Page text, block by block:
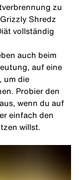
zu
Shredz
vollständig
auch beim
auf eine
um die
Probier den
wenn du auf
einfach den
willst.